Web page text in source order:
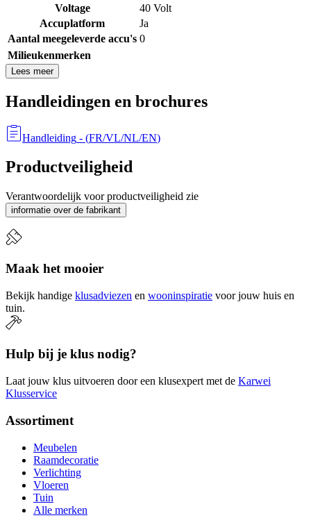
Voltage
40 Volt
Accuplatform
Ja
Aantal meegeleverde accu's 0
Milieukenmerken
Lees meer
Handleidingen en brochures
Handleiding - (FR/VL/NL/EN)
Productveiligheid
Verantwoordelijk voor productveiligheid zie
informatie over de fabrikant
Maak het mooier
Bekijk handige klusadviezen en wooninspiratie voor jouw huis en
tuin.
Hulp bij je klus nodig?
Laat jouw klus uitvoeren door een klusexpert met de Karwei
Klusservice
Assortiment
Meubelen
Raamdecoratie
Verlichting
Vloeren
Tuin
Alle merken